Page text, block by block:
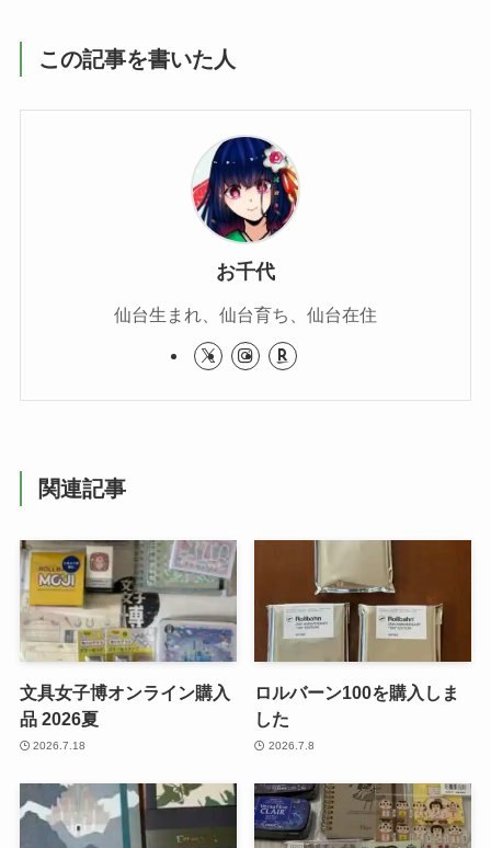
この記事を書いた人
お千代
仙台生まれ、仙台育ち、仙台在住
関連記事
文具女子博オンライン購入
品 2026夏
2026.7.18
ロルバーン100を購入しま
した
2026.7.8